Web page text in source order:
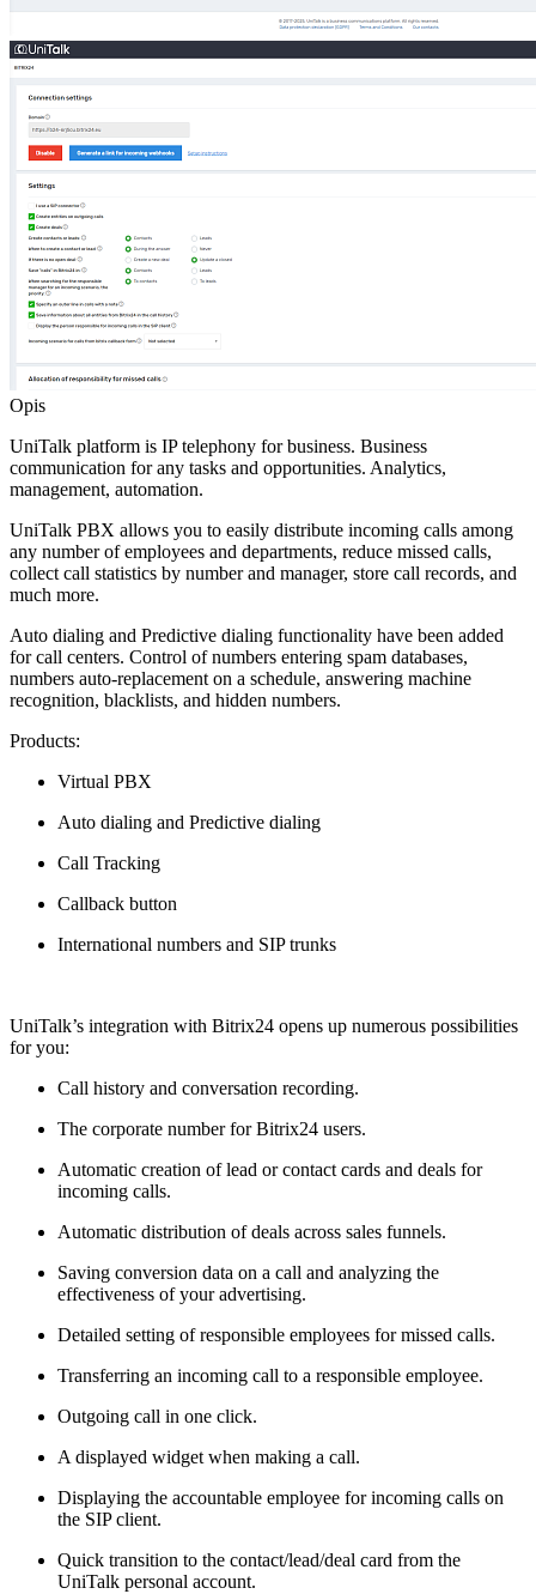
Opis
UniTalk platform is IP telephony for business. Business
communication for any tasks and opportunities. Analytics,
management, automation.
UniTalk PBX allows you to easily distribute incoming calls among
any number of employees and departments, reduce missed calls,
collect call statistics by number and manager, store call records, and
much more.
Auto dialing and Predictive dialing functionality have been added
for call centers. Control of numbers entering spam databases,
numbers auto-replacement on a schedule, answering machine
recognition, blacklists, and hidden numbers.
Products:
Virtual PBX
Auto dialing and Predictive dialing
Call Tracking
Callback button
International numbers and SIP trunks
UniTalk’s integration with Bitrix24 opens up numerous possibilities
for you:
Call history and conversation recording.
The corporate number for Bitrix24 users.
Automatic creation of lead or contact cards and deals for
incoming calls.
Automatic distribution of deals across sales funnels.
Saving conversion data on a call and analyzing the
effectiveness of your advertising.
Detailed setting of responsible employees for missed calls.
Transferring an incoming call to a responsible employee.
Outgoing call in one click.
A displayed widget when making a call.
Displaying the accountable employee for incoming calls on
the SIP client.
Quick transition to the contact/lead/deal card from the
UniTalk personal account.